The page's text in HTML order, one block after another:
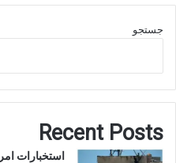
جستجو
Recent Posts
استخبارات